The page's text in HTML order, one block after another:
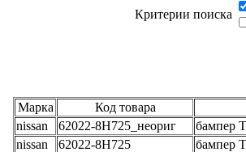
Критерии поиска
Марка Код товара
nissan
62022-8H725_неориг
бампер
nissan
62022-8H725
бампер